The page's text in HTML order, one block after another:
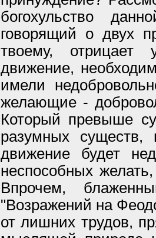
богохульство
говорящий о двух
твоему, отрицает
движение,
имели
желающие -
Который превыше
разумных существ,
движение будет
неспособных
Впрочем,
"Возражений на
от лишних трудов,